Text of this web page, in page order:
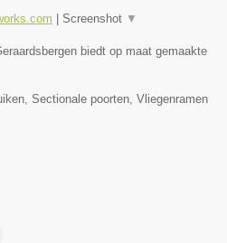
Screenshot ▼
biedt op maat gemaakte
Sectionale poorten, Vliegenramen